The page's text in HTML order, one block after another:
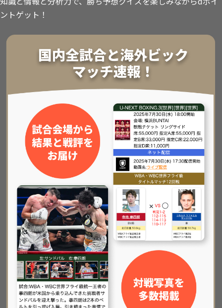
ントゲット！